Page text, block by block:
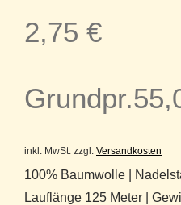
2,75 €
Grundpr.
inkl. MwSt. zzgl. Versandkosten
100% Baumwolle |
Lauflänge 125 Meter |